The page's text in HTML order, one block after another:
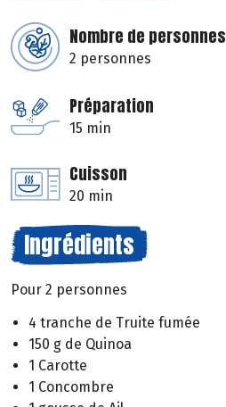
Nombre de personnes
2 personnes
Préparation
15 min
Cuisson
20 min
Ingrédients
Pour 2 personnes
4 tranche de Truite fumée
150 g de Quinoa
1 Carotte
1 Concombre